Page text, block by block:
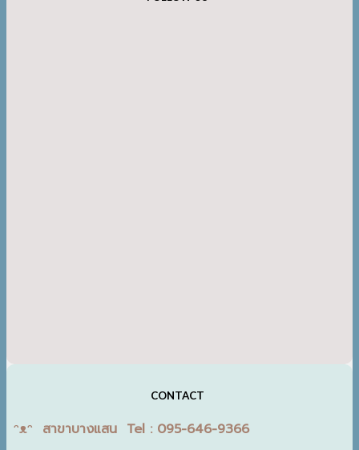
CONTACT
ᵔᴥᵔ สาขาบางแสน Tel : 095-646-9366